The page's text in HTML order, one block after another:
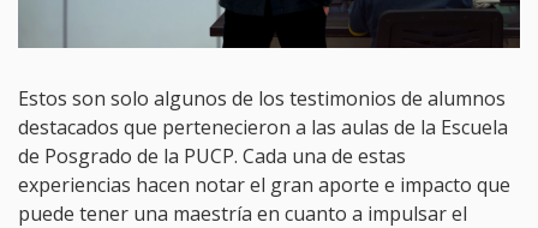
Estos son solo algunos de los testimonios de alumnos
destacados que pertenecieron a las aulas de la Escuela
de Posgrado de la PUCP. Cada una de estas
experiencias hacen notar el gran aporte e impacto que
puede tener una maestría en cuanto a impulsar el